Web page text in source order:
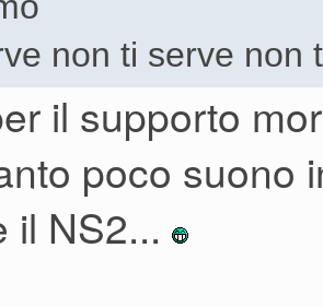
non ti serve non
il supporto
poco suono
il NS2...